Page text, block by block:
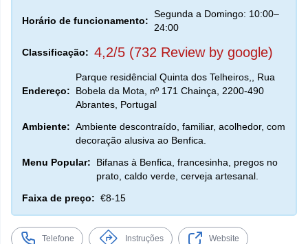
Horário de funcionamento:
Segunda a Domingo: 10:00–
24:00
Classificação: 4,2/5 (732 Review by google)
Endereço:
Parque residêncial Quinta dos Telheiros,, Rua
Bobela da Mota, nº 171 Chainça, 2200-490
Abrantes, Portugal
Ambiente: Ambiente descontraído, familiar, acolhedor, com
decoração alusiva ao Benfica.
Menu Popular:
Bifanas à Benfica, francesinha, pregos no
prato, caldo verde, cerveja artesanal.
Faixa de preço: €8-15
Telefone Instruções Website